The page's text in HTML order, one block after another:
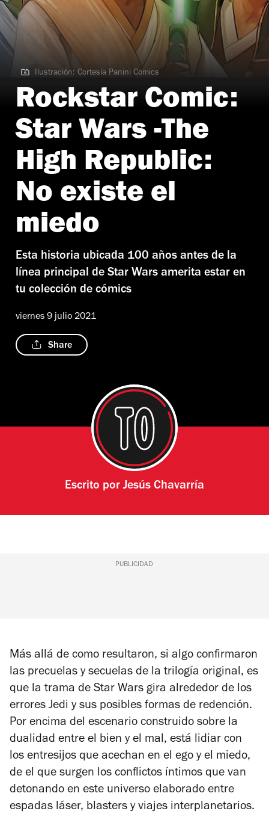
Ilustración: Cortesía Panini Comics
Ilustración: Cortesía Panini Comics
Rockstar Comic:
Star Wars -The
High Republic:
No existe el
miedo
Esta historia ubicada 100 años antes de la
línea principal de Star Wars amerita estar en
tu colección de cómics
viernes 9 julio 2021
Share
Escrito por Jesús Chavarría
PUBLICIDAD
Más allá de como resultaron, si algo confirmaron
las precuelas y secuelas de la trilogía original, es
que la trama de Star Wars gira alrededor de los
errores Jedi y sus posibles formas de redención.
Por encima del escenario construido sobre la
dualidad entre el bien y el mal, está lidiar con
los entresijos que acechan en el ego y el miedo,
de el que surgen los conflictos íntimos que van
detonando en este universo elaborado entre
espadas láser, blasters y viajes interplanetarios.